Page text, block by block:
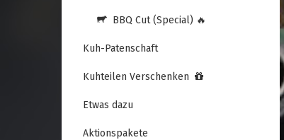
BBQ Cut (Special) 🔥
Kuh-Patenschaft
Kuhteilen Verschenken
Etwas dazu
Aktionspakete